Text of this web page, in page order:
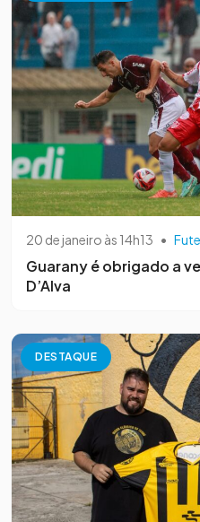
20 de janeiro às 14h13 •
Guarany é obrigado a
D’Alva
DESTAQUE